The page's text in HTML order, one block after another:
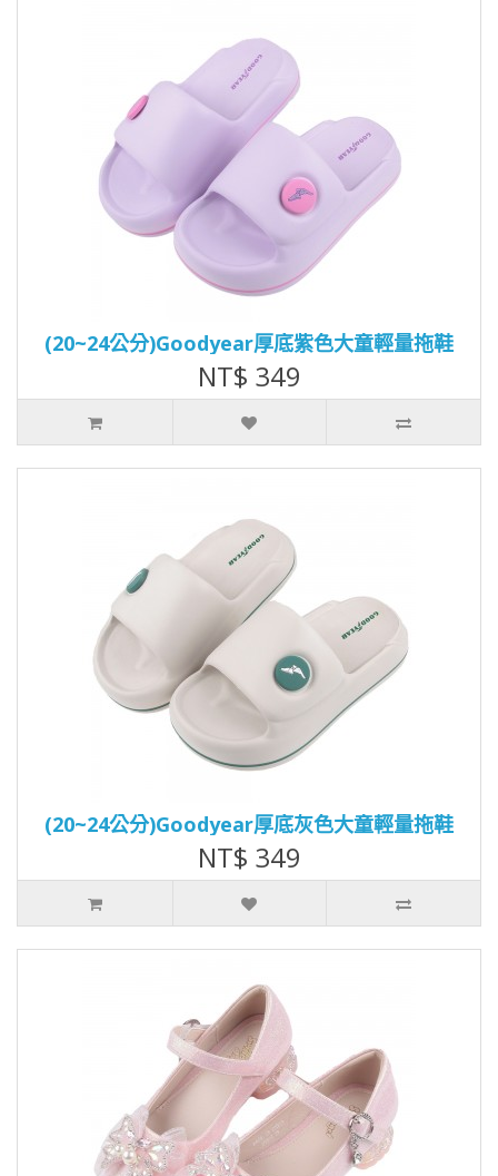
(20~24公分)Goodyear厚底紫色大童輕量拖鞋
NT$ 349
(20~24公分)Goodyear厚底灰色大童輕量拖鞋
NT$ 349